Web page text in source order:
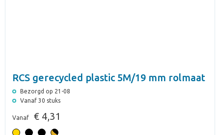
RCS gerecycled plastic 5M/19 mm rolmaat
Bezorgd op 21-08
Vanaf 30 stuks
Vanaf € 4,31